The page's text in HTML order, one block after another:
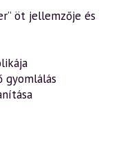
öt jellemzője és
gyomlálás